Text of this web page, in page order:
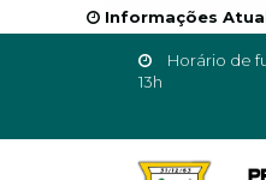
Informações
Horário de
13h